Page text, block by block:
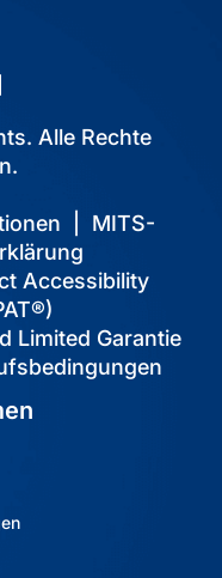
Alle Rechte
MITS-
Accessibility
Limited Garantie